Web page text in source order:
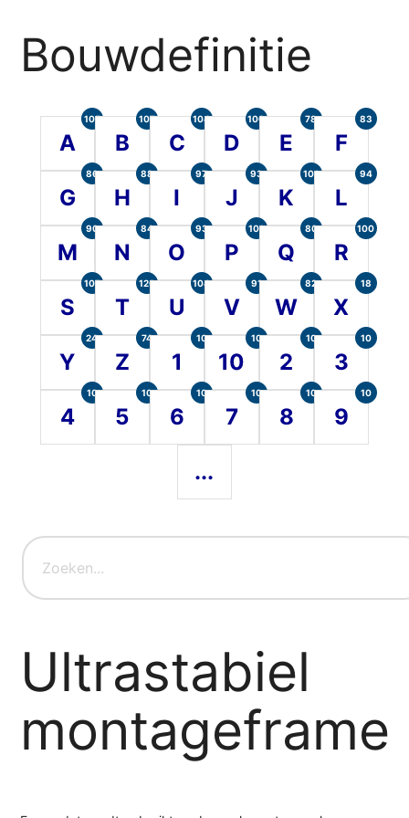
Bouwdefinitie
A
105
B
107
C
104
D
100
E
78
F
83
G
86
H
88
I
97
J
93
K
101
L
94
M
90
N
84
O
93
P
101
Q
80
R
100
S
107
T
120
U
104
V
91
W
82
X
18
Y
24
Z
74
1
10
10
10
2
10
3
10
4
10
5
10
6
10
7
10
8
10
9
10
...
Ultrastabiel
montageframe